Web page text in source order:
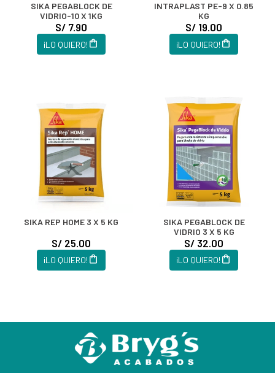
SIKA PEGABLOCK DE
VIDRIO-10 X 1KG
S/ 7.90
¡LO QUIERO!
INTRAPLAST PE-9 X 0.85
KG
S/ 19.00
¡LO QUIERO!
SIKA REP HOME 3 X 5 KG
S/ 25.00
¡LO QUIERO!
SIKA PEGABLOCK DE
VIDRIO 3 X 5 KG
S/ 32.00
¡LO QUIERO!